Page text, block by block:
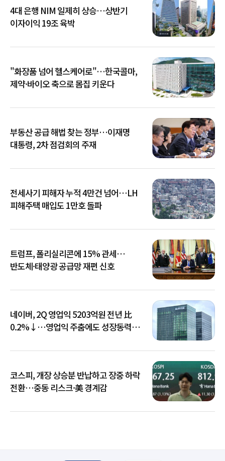
4대 은행 NIM 일제히 상승…상반기
이자이익 19조 육박
"화장품 넘어 헬스케어로"…한국콜마,
제약·바이오 축으로 몸집 키운다
부동산 공급 해법 찾는 정부…이재명
대통령, 2차 점검회의 주재
전세사기 피해자 누적 4만건 넘어…LH
피해주택 매입도 1만호 돌파
트럼프, 폴리실리콘에 15% 관세…
반도체·태양광 공급망 재편 신호
네이버, 2Q 영업익 5203억원 전년 比
0.2%↓…영업익 주춤에도 성장동력
코스피, 개장 상승분 반납하고 장중 하락
전환…중동 리스크·美 경계감